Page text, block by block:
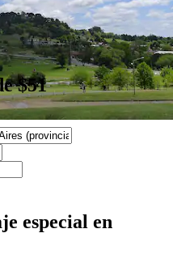
$51
especial en